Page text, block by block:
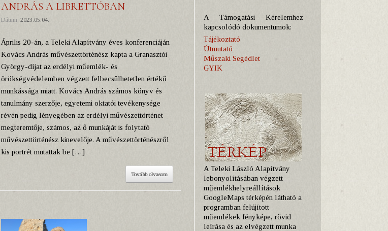
ANDRÁS A LIBRETTÓBAN
Dátum: 2023.05.04.
Április 20-án, a Teleki Alapítvány éves konferenciáján
Kovács András művészettörténész kapta a Granasztói
György-díjat az erdélyi műemlék- és
örökségvédelemben végzett felbecsülhetetlen értékű
munkássága miatt. Kovács András számos könyv és
tanulmány szerzője, egyetemi oktatói tevékenysége
révén pedig lényegében az erdélyi művészettörténet
megteremtője, számos, az ő munkáját is folytató
művészettörténész kinevelője. A művészettörténészről
kis portrét mutattak be […]
Tovább olvasom
A Támogatási Kérelemhez
kapcsolódó dokumentumok:
Tájékoztató
Útmutató
Műszaki Segédlet
GYIK
A Teleki László Alapítvány
lebonyolításában végzett
műemlékhelyreállítások
GoogleMaps térképén látható a
programban felújított
műemlékek fényképe, rövid
leírása és az elvégzett munka